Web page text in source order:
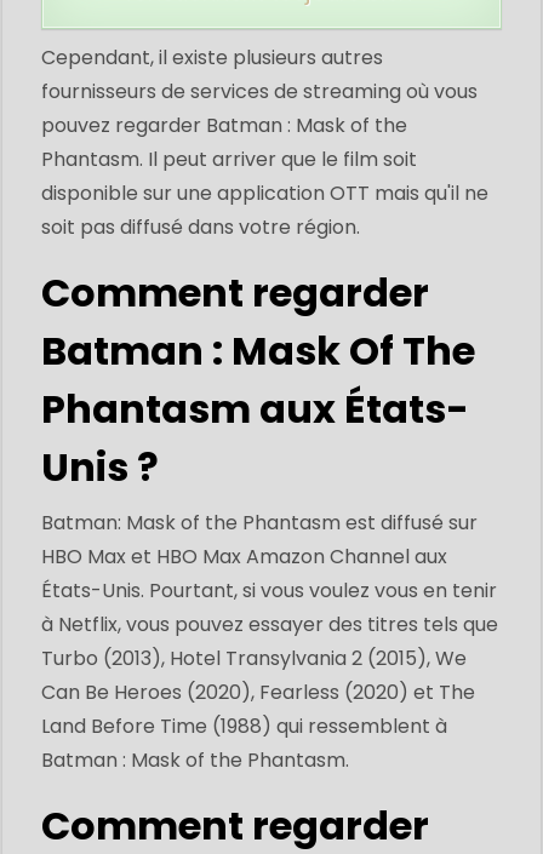
Cependant, il existe plusieurs autres
fournisseurs de services de streaming où vous
pouvez regarder Batman : Mask of the
Phantasm. Il peut arriver que le film soit
disponible sur une application OTT mais qu'il ne
soit pas diffusé dans votre région.
Comment regarder
Batman : Mask Of The
Phantasm aux États-
Unis ?
Batman: Mask of the Phantasm est diffusé sur
HBO Max et HBO Max Amazon Channel aux
États-Unis. Pourtant, si vous voulez vous en tenir
à Netflix, vous pouvez essayer des titres tels que
Turbo (2013), Hotel Transylvania 2 (2015), We
Can Be Heroes (2020), Fearless (2020) et The
Land Before Time (1988) qui ressemblent à
Batman : Mask of the Phantasm.
Comment regarder